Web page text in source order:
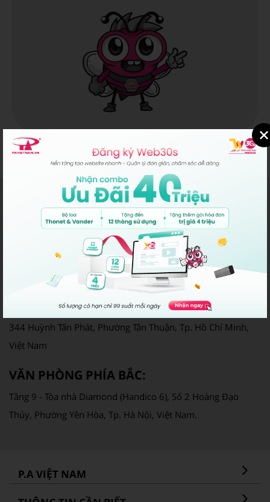
P.A VIỆT NAM
MST/ĐKKD/QĐTL: 0302431595
Giấy phép cung cấp dịch vụ Viễn thông số: 250/GP-CVT
Email: info@pavietnam.vn | Điện thoại: 028 22317777
VĂN PHÒNG PHÍA NAM:
344 Huỳnh Tấn Phát, Phường Tân Thuận, Tp. Hồ Chí Minh,
Việt Nam
VĂN PHÒNG PHÍA BẮC:
Tầng 9 - Tòa nhà Diamond (Handico 6), Số 2 Hoàng Đạo
Thúy, Phường Yên Hòa, Tp. Hà Nội, Việt Nam.
P.A VIỆT NAM